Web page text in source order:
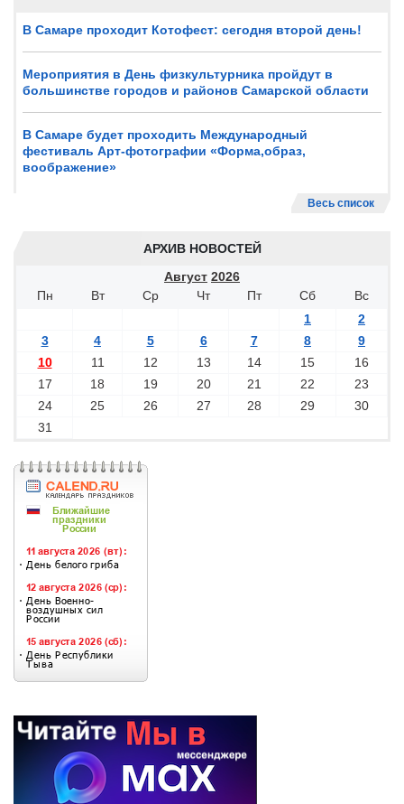
В Самаре проходит Котофест: сегодня второй день!
Мероприятия в День физкультурника пройдут в
большинстве городов и районов Самарской области
В Самаре будет проходить Международный
фестиваль Арт-фотографии «Форма,образ,
воображение»
Весь список
АРХИВ НОВОСТЕЙ
Август 2026
Пн
Вт Ср Чт Пт Сб
Вс
1
2
3
4 5 6 7 8
9
10
11 12 13 14 15
16
17
18 19 20 21 22
23
24
25 26 27 28 29
30
31